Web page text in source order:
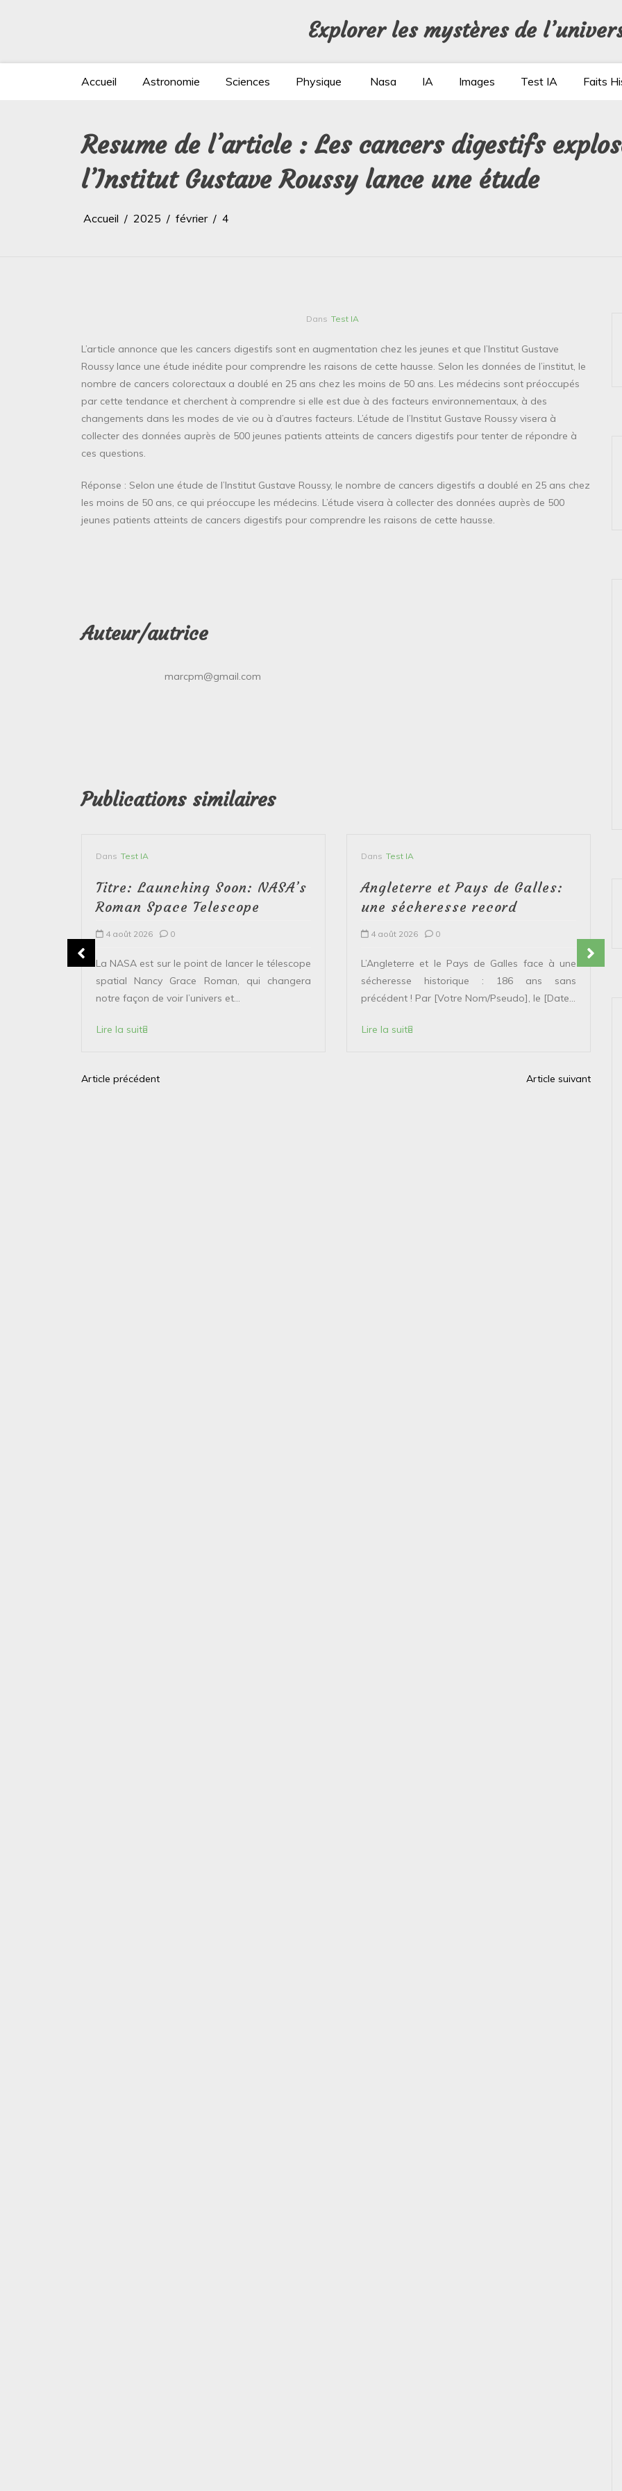
Explorer les mystères de
Accueil Astronomie Sciences Physique Nasa IA Images Test IA Faits
Resume de l’article : Les cancers digestifs
l’Institut Gustave Roussy lance une étude
Accueil 2025 février 4
Dans Test IA
L’article annonce que les cancers digestifs sont en augmentation chez les jeunes et que l’Institut Gustave
Roussy lance une étude inédite pour comprendre les raisons de cette hausse. Selon les données de l’institut, le
nombre de cancers colorectaux a doublé en 25 ans chez les moins de 50 ans. Les médecins sont préoccupés
par cette tendance et cherchent à comprendre si elle est due à des facteurs environnementaux, à des
changements dans les modes de vie ou à d’autres facteurs. L’étude de l’Institut Gustave Roussy visera à
collecter des données auprès de 500 jeunes patients atteints de cancers digestifs pour tenter de répondre à
ces questions.
Réponse : Selon une étude de l’Institut Gustave Roussy, le nombre de cancers digestifs a doublé en 25 ans chez
les moins de 50 ans, ce qui préoccupe les médecins. L’étude visera à collecter des données auprès de 500
jeunes patients atteints de cancers digestifs pour comprendre les raisons de cette hausse.
Auteur/autrice
marcpm@gmail.com
Publications similaires
Dans Test IA
Titre: Launching Soon: NASA’s
Roman Space Telescope
4 août 2026 0
La NASA est sur le point de lancer le télescope
spatial Nancy Grace Roman, qui changera
notre façon de voir l’univers et...
Lire la suite
Dans Test IA
Angleterre et Pays de Galles:
une sécheresse record
4 août 2026 0
L’Angleterre et le Pays de Galles face à une
sécheresse historique : 186 ans sans
précédent ! Par [Votre Nom/Pseudo], le [Date...
Lire la suite
N
Article précédent Article suivant